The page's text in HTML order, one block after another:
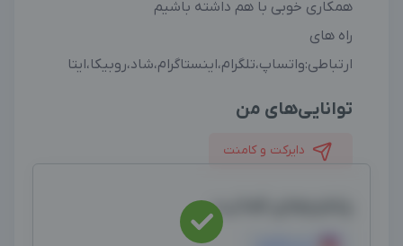
همکاری خوبی با هم داشته باشیم
راه های
ارتباطی:واتساپ،تلگرام،اینستاگرام،شاد،روبیکا،ایتا
توانایی‌های من
دایرکت و کامنت
پلتفرم‌های فعالیت